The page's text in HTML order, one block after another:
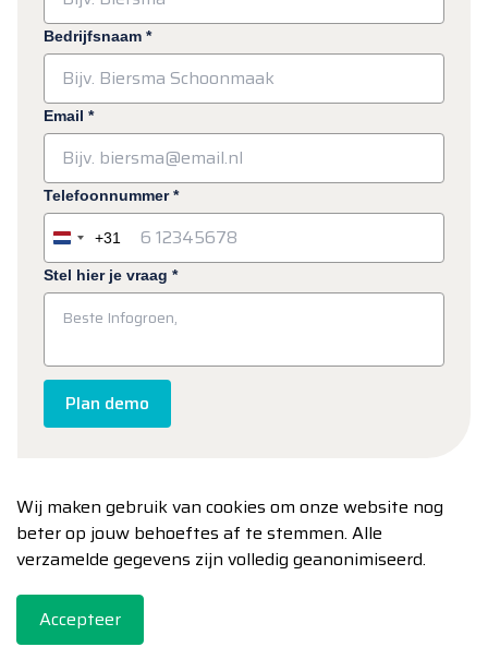
Bedrijfsnaam *
Email *
Telefoonnummer*
Netherlands
+31
+31
Stel hier je vraag *
Plan demo
@2026 Clean-Vision. Alle rechten voorbehouden.
Systeemeisen
Wij maken gebruik van cookies om onze website nog
beter op jouw behoeftes af te stemmen. Alle
verzamelde gegevens zijn volledig geanonimiseerd.
Accepteer